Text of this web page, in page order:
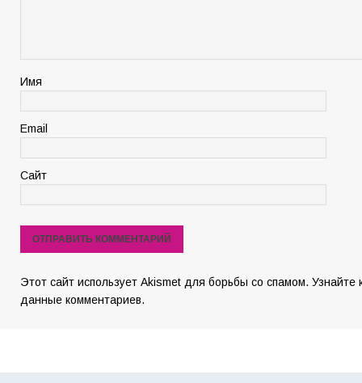
Имя
Email
Сайт
Этот сайт использует Akismet для борьбы со спамом.
данные комментариев.